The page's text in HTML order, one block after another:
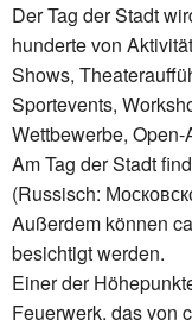
Der Tag der Stadt
hunderte von
Shows,
Sportevents,
Wettbewerbe,
Am Tag der Stadt
(Russisch:
Außerdem können
besichtigt werden.
Einer der
Feuerwerk, das von